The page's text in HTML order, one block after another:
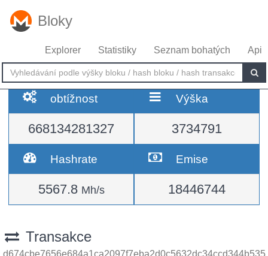
Bloky
Explorer Statistiky Seznam bohatých Api
obtížnost
668134281327
Výška
3734791
Hashrate
5567.8 Mh/s
Emise
18446744
Transakce
d674cbe7656e684a1ca2097f7eba2d0c5632dc34ccd344b535